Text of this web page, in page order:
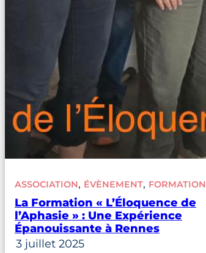
ASSOCIATION, ÉVÈNEMENT, FORMATION
La Formation « L’Éloquence de
l’Aphasie » : Une Expérience
Épanouissante à Rennes
3 juillet 2025